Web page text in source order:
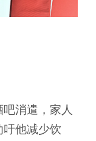
消遣，家人
他减少饮